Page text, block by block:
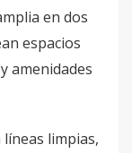
en dos
espacios
amenidades
limpias,